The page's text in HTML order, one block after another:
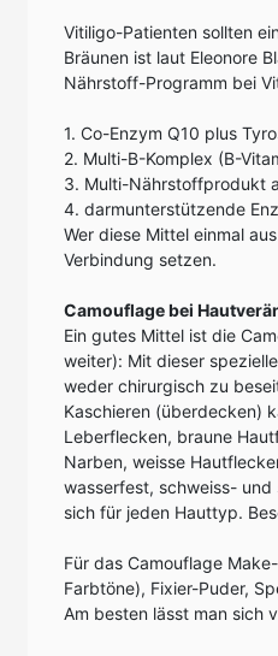
Vitiligo-Patienten sollten
Bräunen ist laut Eleonore
Nährstoff-Programm bei
1. Co-Enzym Q10 plus
2. Multi-B-Komplex (B-
3. Multi-Nährstoffprodukt
4. darmunterstützende
Wer diese Mittel einmal
Verbindung setzen.
Camouflage bei
Ein gutes Mittel ist die
weiter): Mit dieser
weder chirurgisch zu
Kaschieren (überdecken)
Leberflecken, braune
Narben, weisse
wasserfest, schweiss-
sich für jeden Hauttyp.
Für das Camouflage
Farbtöne), Fixier-Puder,
Am besten lässt man sich